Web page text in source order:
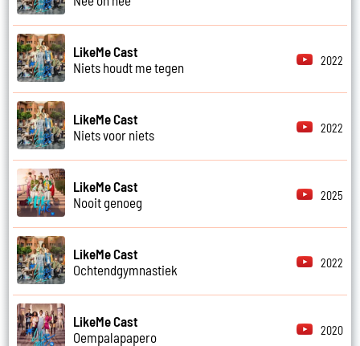
LikeMe Cast
Niets houdt me tegen
2022
LikeMe Cast
Niets voor niets
2022
LikeMe Cast
Nooit genoeg
2025
LikeMe Cast
Ochtendgymnastiek
2022
LikeMe Cast
Oempalapapero
2020